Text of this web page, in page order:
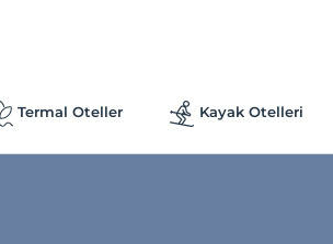
Termal Oteller Kayak Otelleri